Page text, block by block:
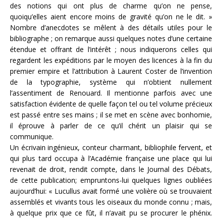
des notions qui ont plus de charme qu’on ne pense,
quoiqu’elles aient encore moins de gravité qu’on ne le dit. »
Nombre d’anecdotes se mêlent à des détails utiles pour le
bibliographe ; on remarque aussi quelques notes d’une certaine
étendue et offrant de l’intérêt ; nous indiquerons celles qui
regardent les expéditions par le moyen des licences à la fin du
premier empire et l’attribution à Laurent Coster de l’invention
de la typographie, système qui n’obtient nullement
l’assentiment de Renouard. Il mentionne parfois avec une
satisfaction évidente de quelle façon tel ou tel volume précieux
est passé entre ses mains ; il se met en scène avec bonhomie,
il éprouve à parler de ce qu’il chérit un plaisir qui se
communique.
Un écrivain ingénieux, conteur charmant, bibliophile fervent, et
qui plus tard occupa à l’Académie française une place qui lui
revenait de droit, rendit compte, dans le Journal des Débats,
de cette publication; empruntons-lui quelques lignes oubliées
aujourd’hui: « Lucullus avait formé une volière où se trouvaient
assemblés et vivants tous les oiseaux du monde connu ; mais,
à quelque prix que ce fût, il n’avait pu se procurer le phénix.